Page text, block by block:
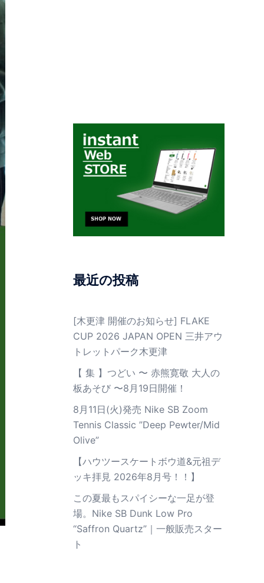
最近の投稿
[木更津 開催のお知らせ] FLAKE
CUP 2026 JAPAN OPEN 三井アウ
トレットパーク木更津
【 集 】つどい 〜 赤熊寛敬 大人の
板あそび 〜8月19日開催！
8月11日(火)発売 Nike SB Zoom
Tennis Classic ”Deep Pewter/Mid
Olive”
【ハウツースケートボウ道&元祖デ
ッキ拝見 2026年8月号！！】
この夏最もスパイシーな一足が登
場。Nike SB Dunk Low Pro
“Saffron Quartz”｜一般販売スター
ト